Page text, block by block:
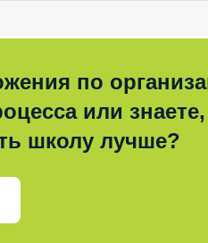
по
или знаете,
школу лучше?